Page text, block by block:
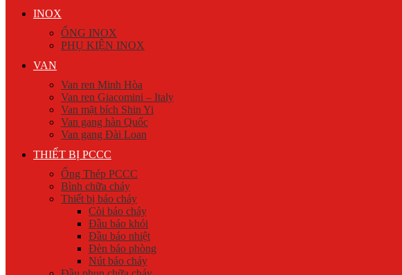
INOX
ỐNG INOX
PHỤ KIỆN INOX
VAN
Van ren Minh Hòa
Van ren Giacomini – Italy
Van mặt bích Shin Yi
Van gang hàn Quốc
Van gang Đài Loan
THIẾT BỊ PCCC
Ống Thép PCCC
Bình chữa cháy
Thiết bị báo cháy
Còi báo cháy
Đầu báo khói
Đầu báo nhiệt
Đèn báo phòng
Nút báo cháy